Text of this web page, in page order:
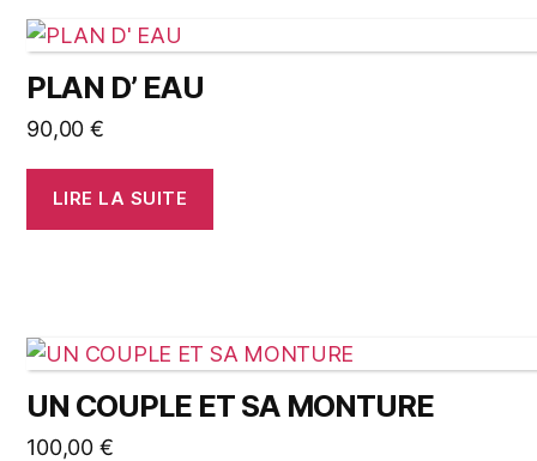
PLAN D’ EAU
90,00 €
LIRE LA SUITE
UN COUPLE ET SA MONTURE
100,00 €